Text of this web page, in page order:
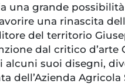
una grande
una rinascita
del territorio
dal critico d’arte
alcuni suoi disegni,
dell’Azienda Agricola